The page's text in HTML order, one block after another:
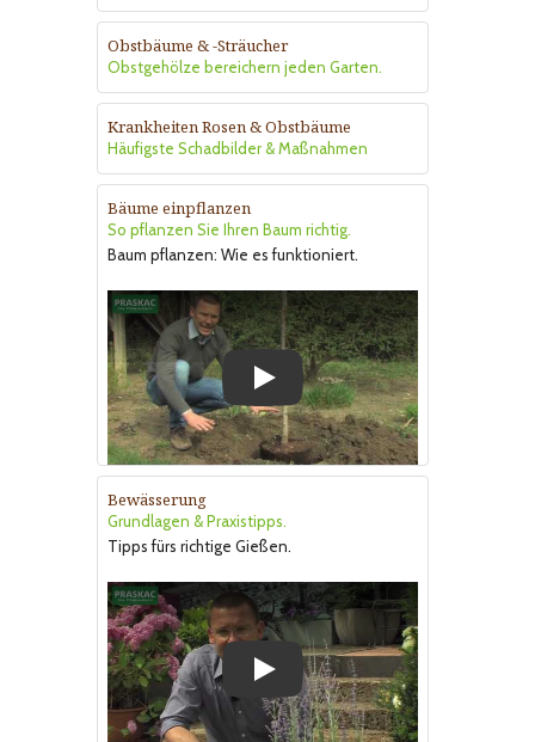
Obstbäume & -Sträucher
Obstgehölze bereichern jeden Garten.
Krankheiten Rosen & Obstbäume
Häufigste Schadbilder & Maßnahmen
Bäume einpflanzen
So pflanzen Sie Ihren Baum richtig.
Baum pflanzen: Wie es funktioniert.
Play
Bewässerung
Grundlagen & Praxistipps.
Tipps fürs richtige Gießen.
Play